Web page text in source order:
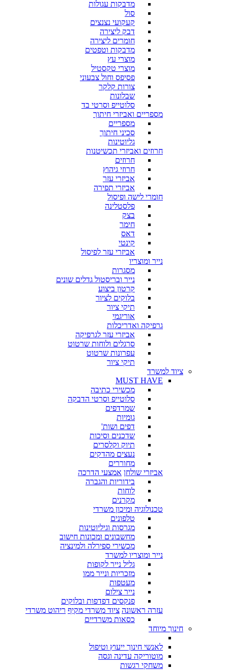
מדבקות עגולות
סול
קעקועי נצנצים
דבק ליצירה
חומרים ליצירה
מדבקות וטפטים
מוצרי עץ
מוצרי טקסטיל
פסיפס וחול צבעוני
צורות קלקר
שבלונות
סלוטייפ וסרטי בד
מספריים ואביזרי חיתוך
מספריים
סכיני חיתוך
גליוטינות
חרוזים ואביזרי תכשיטנות
חרוזים
חרוזי גיהוץ
אביזרי עזר
אביזרי תפירה
חומרי לישה ופיסול
פלסטלינה
בצק
חימר
דאס
קינטי
אביזרי עזר לפיסול
נייר ומוצריו
מסגרות
נייר ובריסטול גדלים שונים
קרטון ביצוע
בלוקים לציור
תיקי ציור
אוריגמי
גרפיקה ואדריכלות
אביזרי עזר לגרפיקה
סרגלים ולוחות שרטוט
עפרונות שרטוט
תיקי ציור
ציוד למשרד
MUST HAVE
מכשירי כתיבה
סלוטייפ וסרטי הדבקה
שמרדפים
גומיות
דפים ושות'
שדכנים וסיכות
תיוק וקלסרים
נעצים מהדקים
מחוררים
אביזרי שולחן אמצעי הדרכה
בידוריות והגברה
לוחות
מקרנים
טכנולוגיה ומיכון משרדי
טלפונים
מגרסות וגיליוטינות
מחשבונים ומכונות חישוב
מכשירי ספירלה ולמינציה
נייר ומוצריו למשרד
גליל נייר לקופות
מזכריות ונייר ממו
מעטפות
נייר צילום
פנקסים דפדפות ובלוקים
עזרה ראשונה ציוד משרדי מקיף ריהוט משרדי
כסאות משרדיים
חינוך מיוחד
לאנשי חינוך ייעוץ וטיפול
מוטוריקה עדינה וגסה
משחקי רגשות